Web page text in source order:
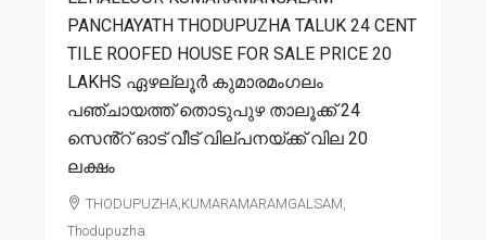
PANCHAYATH THODUPUZHA TALUK 24 CENT
TILE ROOFED HOUSE FOR SALE PRICE 20
LAKHS ഏഴല്ലൂർ കുമാരമംഗലം
പഞ്ചായത്ത് തൊടുപുഴ താലൂക്ക് 24
സെൻ്റ് ഓട് വീട് വില്പനയ്ക്ക് വില 20
ലക്ഷം
THODUPUZHA,KUMARAMARAMGALSAM,
Thodupuzha